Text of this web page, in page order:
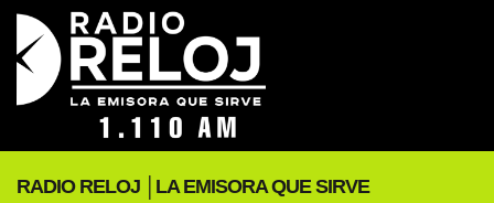
RADIO RELOJ │LA EMISORA QUE SIRVE